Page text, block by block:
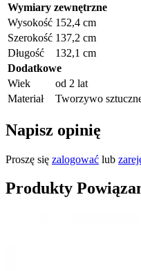
Wymiary zewnętrzne
Wysokość 152,4 cm
Szerokość 137,2 cm
Długość
132,1 cm
Dodatkowe
Wiek
od 2 lat
Materiał
Tworzywo
Napisz opinię
Proszę się zalogować lub
Produkty